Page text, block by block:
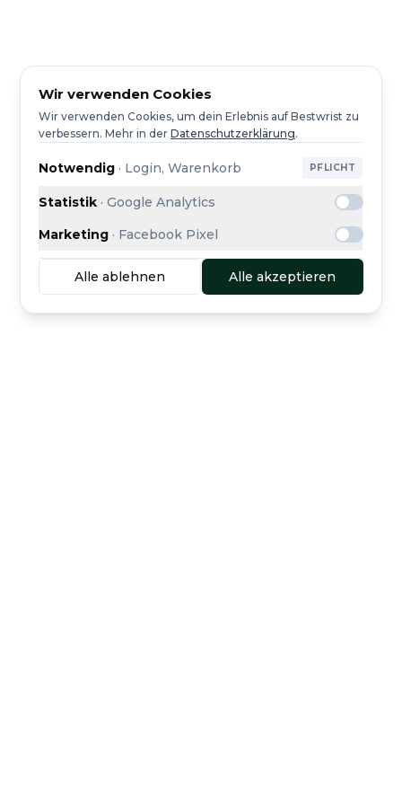
Wir verwenden Cookies
Wir verwenden Cookies, um dein Erlebnis auf Bestwrist zu
verbessern. Mehr in der Datenschutzerklärung.
Notwendig · Login, Warenkorb PFLICHT
Statistik ·Google Analytics
Marketing · Facebook Pixel
Alle ablehnen Alle akzeptieren